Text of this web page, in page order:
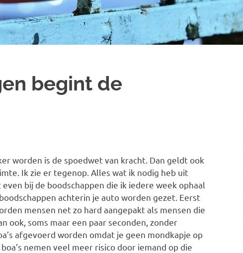
begint de
worden is de spoedwet van kracht. Dan geldt ook
Ik zie er tegenop. Alles wat ik nodig heb uit
bij de boodschappen die ik iedere week ophaal
achterin je auto worden gezet. Eerst
mensen net zo hard aangepakt als mensen die
ook, soms maar een paar seconden, zonder
afgevoerd worden omdat je geen mondkapje op
nemen veel meer risico door iemand op die